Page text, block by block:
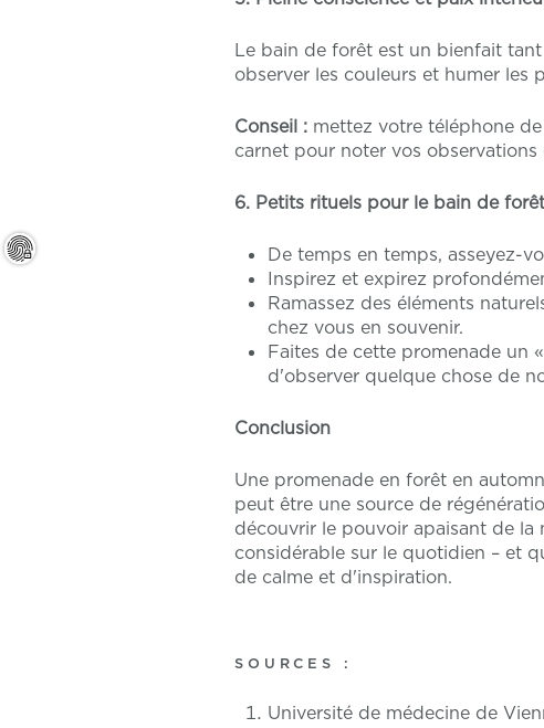
Le bain de forêt est un bienfait
observer les couleurs et humer les
Conseil : mettez votre téléphone
carnet pour noter vos observations
6. Petits rituels pour le bain de forêt
De temps en temps, asseyez-
Inspirez et expirez
Ramassez des éléments
chez vous en souvenir.
Faites de cette promenade un
d'observer quelque chose de
Conclusion
Une promenade en forêt en
peut être une source de
découvrir le pouvoir apaisant de la
considérable sur le quotidien – et
de calme et d'inspiration.
SOURCES :
Université de médecine de